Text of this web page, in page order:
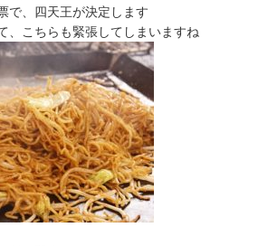
で、四天王が決定します
、こちらも緊張してしまいますね